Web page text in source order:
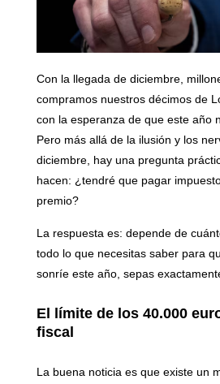
Con la llegada de diciembre,
compramos nuestros décimos de
con la esperanza de que este año
Pero más allá de la ilusión y los
diciembre, hay una pregunta
hacen: ¿tendré que pagar
premio?
La respuesta es: depende de
todo lo que necesitas saber para
sonríe este año, sepas
El límite de los 40.000
fiscal
La buena noticia es que existe un